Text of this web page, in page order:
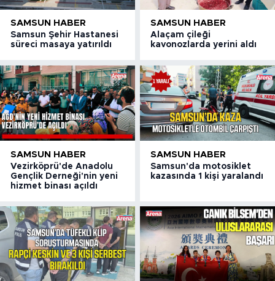
SAMSUN HABER
Samsun Şehir Hastanesi
süreci masaya yatırıldı
SAMSUN HABER
Alaçam çileği
kavonozlarda yerini aldı
SAMSUN HABER
Vezirköprü'de Anadolu
Gençlik Derneği'nin yeni
hizmet binası açıldı
SAMSUN HABER
Samsun'da motosiklet
kazasında 1 kişi yaralandı